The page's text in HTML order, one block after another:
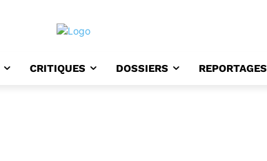
CRITIQUES DOSSIERS REPORTAGES